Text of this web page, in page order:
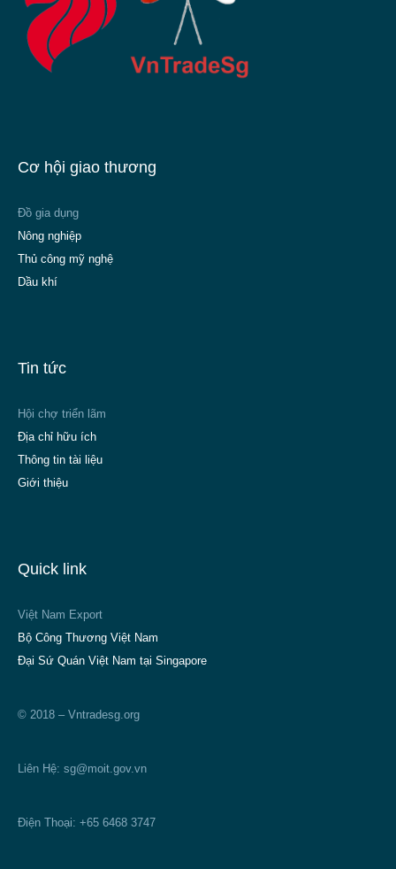
Cơ hội giao thương
Đồ gia dụng
Nông nghiệp
Thủ công mỹ nghệ
Dầu khí
Tin tức
Hội chợ triển lãm
Địa chỉ hữu ích
Thông tin tài liệu
Giới thiệu
Quick link
Việt Nam Export
Bộ Công Thương Việt Nam
Đại Sứ Quán Việt Nam tại Singapore
© 2018 – Vntradesg.org
Liên Hệ: sg@moit.gov.vn
Điện Thoại: +65 6468 3747